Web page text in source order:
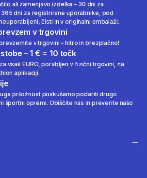
ali zamenjavo izdelka – 30 dni za
dni za registrirane uporabnike, pod
čisti in v originalni embalaži.
v trgovini
v trgovini – hitro in brezplačno!
– 1 € = 10 točk
vsak EURO, porabljen v fizični trgovini, na
aplikaciji.
priložnost poskušamo podariti drugo
športni opremi. Obiščite nas in preverite našo